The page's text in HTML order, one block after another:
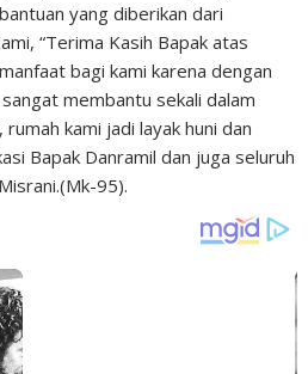
yang diberikan dari
“Terima Kasih Bapak atas
bagi kami karena dengan
membantu sekali dalam
kami jadi layak huni dan
Bapak Danramil dan juga seluruh
95).